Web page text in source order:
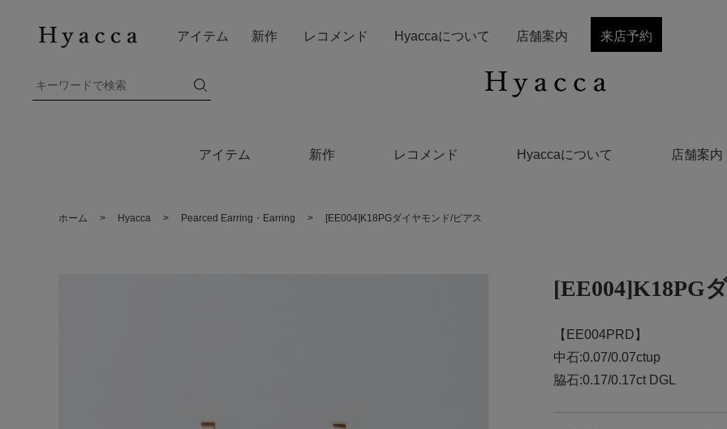
アイテム 新作 レコメンド Hyaccaについて 店舗案内
アイテム 新作 レコメンド Hyaccaについて 店舗案内 来店予約
ホーム > Hyacca > Pearced Earring・Earring > [EE004]K18PGダイヤモンド/ピアス
[EE004]K18PG
【EE004PRD】
中石:0.07/0.07ctup
脇石:0.17/0.17ct DGL